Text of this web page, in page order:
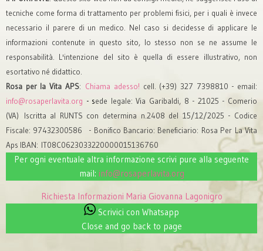
tecniche come forma di trattamento per problemi fisici, per i quali è invece
necessario il parere di un medico. Nel caso si decidesse di applicare le
informazioni contenute in questo sito, lo stesso non se ne assume le
responsabilità. L'intenzione del sito è quella di essere illustrativo, non
esortativo né didattico.
Rosa per la Vita APS: Chiama adesso! cell. (+39) 327 7398810 - email:
info@rosaperlavita.org - sede legale: Via Garibaldi, 8 - 21025 - Comerio
(VA) Iscritta al RUNTS con determina n.2408 del 15/12/2025 - Codice
Fiscale: 97432300586 - Bonifico Bancario: Beneficiario: Rosa Per La Vita
Aps IBAN: IT08C0623033220000015136760
Per ogni eventuale altra informazione scrivi pure alla seguente
mail: info@rosaperlavita.org
Richiesta Informazioni Maria Giovanna Lagonigro
Scrivici con Whatsapp
Close and go back to page